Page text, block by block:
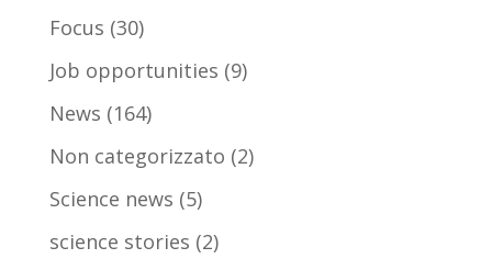
Focus (30)
Job opportunities (9)
News (164)
Non categorizzato (2)
Science news (5)
science stories (2)